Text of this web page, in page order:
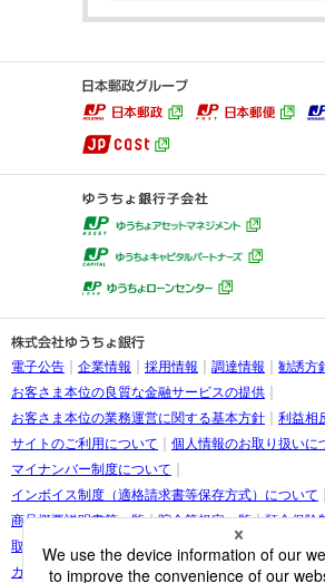
電子公告
企業情報 採用情報 調達情報
勧誘方
お客さま本位の良質な金融サービスの提供
お客さま本位の業務運営に関する基本方針
利益相
サイトのご利用について
個人情報のお取り扱いに
マイナンバー制度について
インボイス制度（適格請求書等保存方式）について
商品概要説明書等一覧
貯金等規定一覧
預金保険
取引時確認等に関するお願い
お客さま情報の提出
カスタマーハラスメントに関する考え方